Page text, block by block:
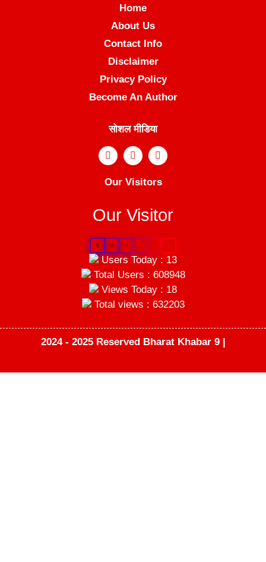
Home
About Us
Contact Info
Disclaimer
Privacy Policy
Become An Author
सोशल मीडिया
Our Visitors
Our Visitor
6 0 8 9 8
Users Today : 13
Total Users : 608948
Views Today : 18
Total views : 632203
2024 - 2025 Reserved Bharat Khabar 9 |